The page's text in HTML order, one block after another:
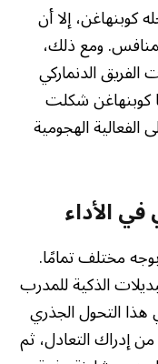
كوبنهاغن، إلا أن
ومع ذلك،
الدنماركي
كوبنهاغن شكلت
الفعالية الهجومية
الأداء
مختلف تمامًا.
الذكية للمدرب
التحول الجذري
إدراك التعادل، ثم